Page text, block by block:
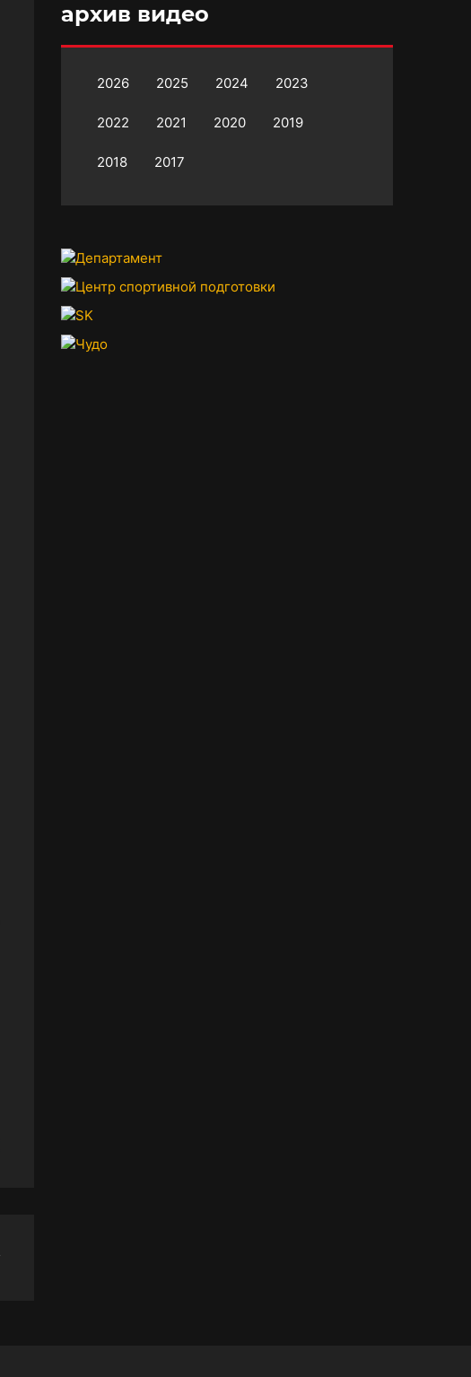
архив видео
2026 2025 2024 2023
2022 2021 2020 2019
2018 2017